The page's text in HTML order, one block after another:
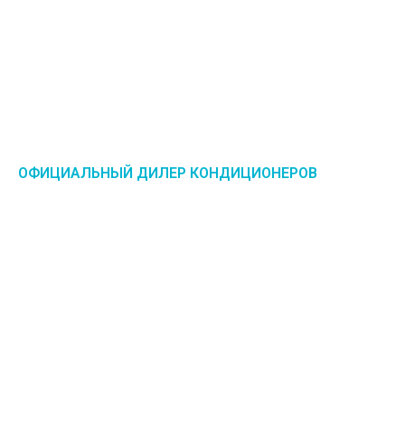
ОФИЦИАЛЬНЫЙ ДИЛЕР КОНДИЦИОНЕРОВ